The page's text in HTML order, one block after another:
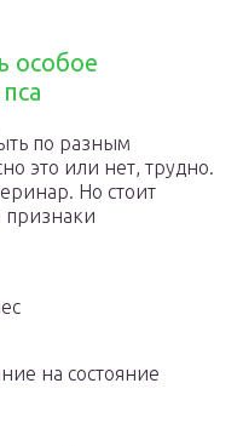
особое
по разным
это или нет, трудно.
Но стоит
признаки
на состояние